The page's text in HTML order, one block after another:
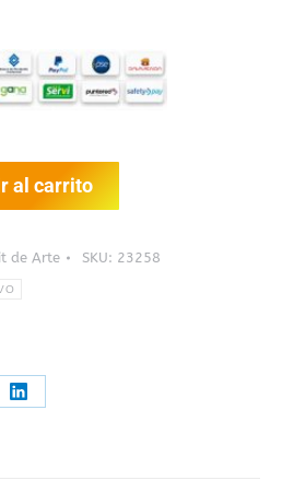
al carrito
de Arte SKU: 23258
Share